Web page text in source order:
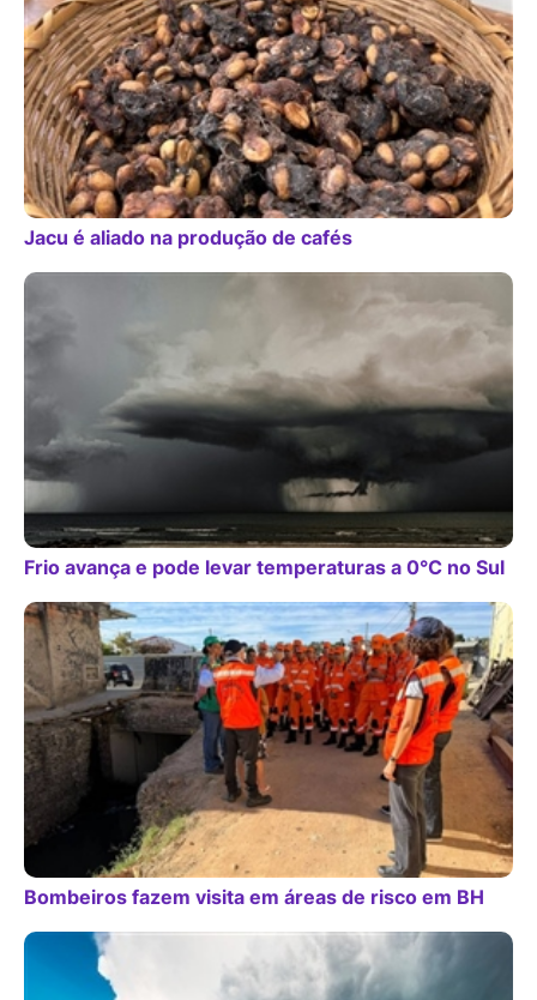
Jacu é aliado na produção de cafés
Frio avança e pode levar temperaturas a 0°C no Sul
Bombeiros fazem visita em áreas de risco em BH